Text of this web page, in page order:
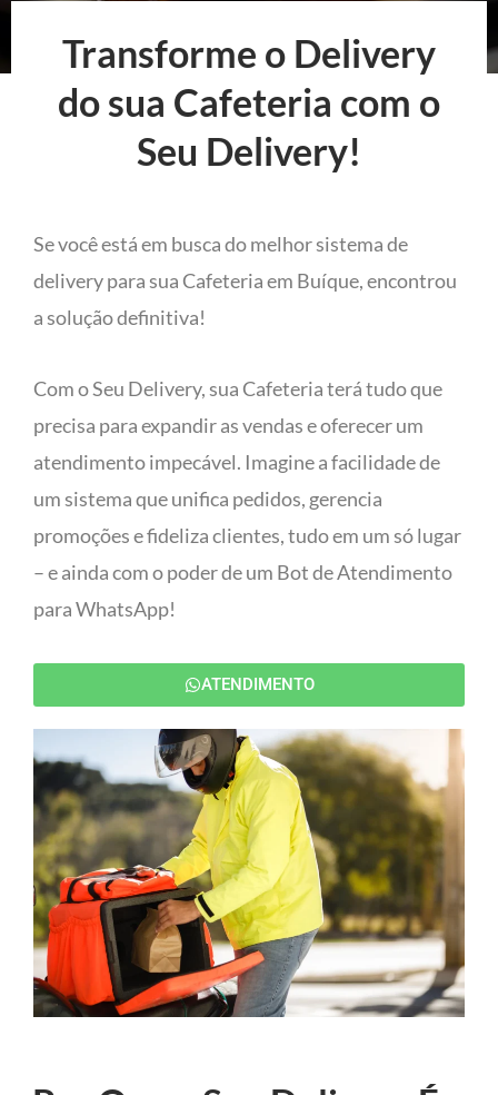
Transforme o Delivery
do sua Cafeteria com o
Seu Delivery!
Se você está em busca do melhor sistema de
delivery para sua Cafeteria em Buíque, encontrou
a solução definitiva!
Com o Seu Delivery, sua Cafeteria terá tudo que
precisa para expandir as vendas e oferecer um
atendimento impecável. Imagine a facilidade de
um sistema que unifica pedidos, gerencia
promoções e fideliza clientes, tudo em um só lugar
– e ainda com o poder de um Bot de Atendimento
para WhatsApp!
ATENDIMENTO